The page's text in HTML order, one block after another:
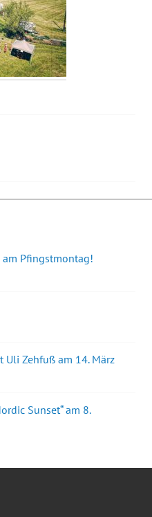
Pfingstmontag!
Uli Zehfuß am 14. März
Sunset“ am 8.